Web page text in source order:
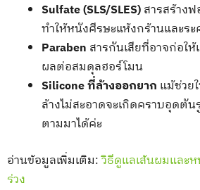
Sulfate (SLS/SLES)สารสร้าง
ทำให้หนังศีรษะแห้งกร้านและระ
Paraben สารกันเสียที่อาจก่อใ
ผลต่อสมดุลฮอร์โมน
Silicone ที่ล้างออกยาก แม้ช่วย
ล้างไม่สะอาดจะเกิดคราบอุดตั
ตามมาได้ค่ะ
อ่านข้อมูลเพิ่มเติม:วิธีดูแลเส้นผมและ
ร่วง